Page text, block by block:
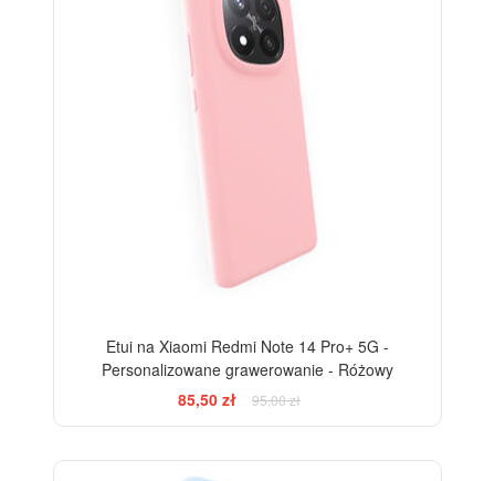
Etui na Xiaomi Redmi Note 14 Pro+ 5G -
Personalizowane grawerowanie - Różowy
85,50 zł
95,00 zł